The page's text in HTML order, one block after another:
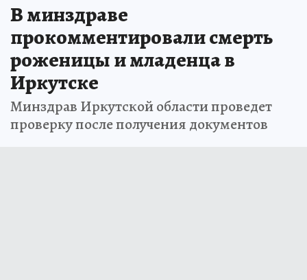
В минздраве
прокомментировали смерть
роженицы и младенца в
Иркутске
Минздрав Иркутской области проведет
проверку после получения документов